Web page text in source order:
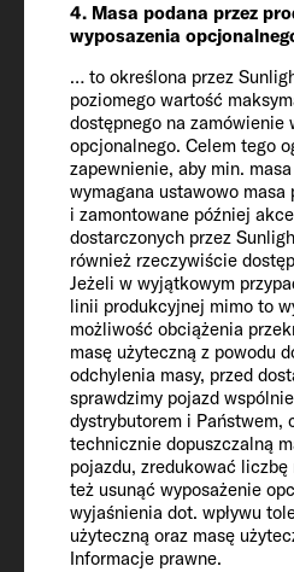
4. Masa podana przez
wyposazenia
… to określona przez
poziomego wartość
dostępnego na zamówienie
opcjonalnego. Celem tego
zapewnienie, aby min.
wymagana ustawowo masa
i zamontowane później
dostarczonych przez
również rzeczywiście
Jeżeli w wyjątkowym
linii produkcyjnej mimo to
możliwość obciążenia
masę użyteczną z powodu
odchylenia masy, przed
sprawdzimy pojazd
dystrybutorem i Państwem,
technicznie dopuszczalną
pojazdu, zredukować
też usunąć wyposażenie
wyjaśnienia dot. wpływu
użyteczną oraz masę
Informacje prawne.
Ogumienie
225/75 R 16 CP
Rozstaw osi
380
wnętrza
Miejsca do spania
Powierzchnia leżąca
210 x 160